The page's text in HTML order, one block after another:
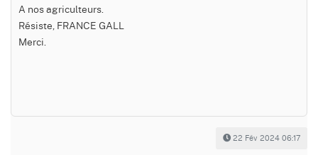
A nos agriculteurs.
Résiste, FRANCE GALL
Merci.
22 Fév 2024 06:17